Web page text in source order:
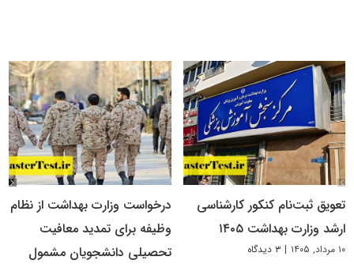
تعویق ثبت‌نام کنکور کارشناسی
ارشد وزارت بهداشت ۱۴۰۵
۱۰ مرداد, ۱۴۰۵ | ۳ دیدگاه
درخواست وزارت بهداشت از نظام
وظیفه برای تمدید معافیت
تحصیلی دانشجویان مشمول